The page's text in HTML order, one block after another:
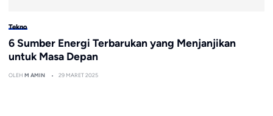
Tekno
6 Sumber Energi Terbarukan yang Menjanjikan
untuk Masa Depan
OLEH M AMIN 29 MARET 2025